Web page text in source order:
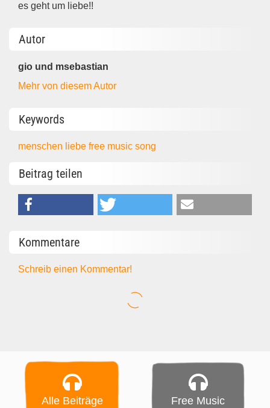
es geht um liebe!!
Autor
gio und msebastian
Mehr von diesem Autor
Keywords
menschen liebefree musicsong
Beitrag teilen
Kommentare
Schreib einen Kommentar!
Alle Beiträge Free Music